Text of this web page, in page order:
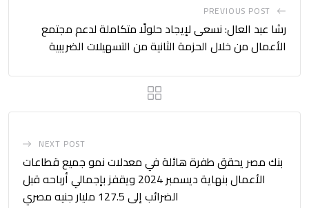
PREVIOUS POST
رشا عبد العال: نسعى لإيجاد حلولًا متكاملة لدعم مجتمع
الأعمال من خلال الحزمة الثانية من التسهيلات الضريبية
NEXT POST
بنك مصر يحقق طفرة هائلة في معدلات نمو جميع قطاعات
الأعمال بنهاية ديسمبر 2024 ويقفز بإجمالي أرباحه قبل
الضرائب إلى 127.5 مليار جنيه مصري